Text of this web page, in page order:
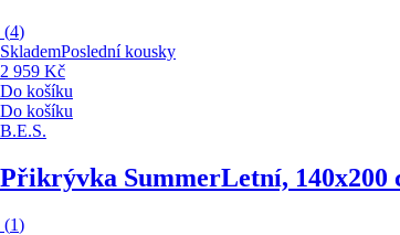
(4)
SklademPoslední kousky
2 959 Kč
Do košíku
Do košíku
B.E.S.
Přikrývka SummerLetní, 140x200
(1)